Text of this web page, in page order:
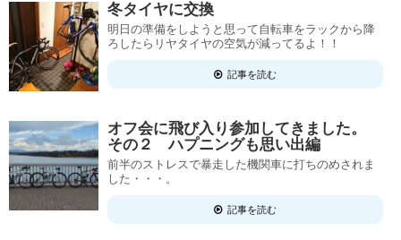
冬タイヤに交換
明日の準備をしようと思って自転車をラックから降
ろしたらリヤタイヤの空気が減ってるよ！！
記事を読む
オフ会に飛び入り参加してきました。
その２ ハプニングも思い出編
前半のストレスで暴走した機関車に打ちのめされま
した・・・。
記事を読む